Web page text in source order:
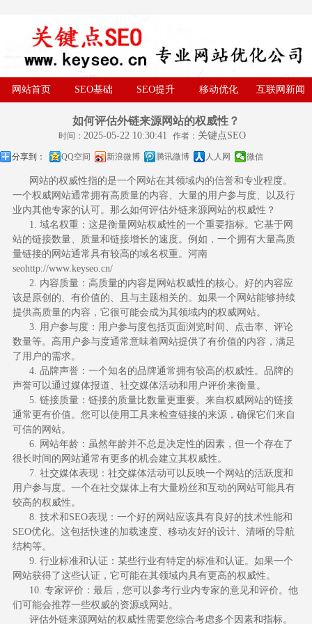
网站首页 SEO基础 SEO提升 移动优化 互联网新闻
如何评估外链来源网站的权威性？
时间： 2025-05-22 10:30:41 作者： 关键点SEO
分享到： QQ空间 新浪微博 腾讯微博 人人网 微信
网站的权威性指的是一个网站在其领域内的信誉和专业程度。
一个权威网站通常拥有高质量的内容、大量的用户参与度、以及行
业内其他专家的认可。那么如何评估外链来源网站的权威性？
1. 域名权重：这是衡量网站权威性的一个重要指标。它基于网
站的链接数量、质量和链接增长的速度。例如，一个拥有大量高质
量链接的网站通常具有较高的域名权重。 河南
seohttp://www.keyseo.cn/
2. 内容质量：高质量的内容是网站权威性的核心。好的内容应
该是原创的、有价值的、且与主题相关的。如果一个网站能够持续
提供高质量的内容，它很可能会成为其领域内的权威网站。
3. 用户参与度：用户参与度包括页面浏览时间、点击率、评论
数量等。高用户参与度通常意味着网站提供了有价值的内容，满足
了用户的需求。
4. 品牌声誉：一个知名的品牌通常拥有较高的权威性。品牌的
声誉可以通过媒体报道、社交媒体活动和用户评价来衡量。
5. 链接质量：链接的质量比数量更重要。来自权威网站的链接
通常更有价值。您可以使用工具来检查链接的来源，确保它们来自
可信的网站。
6. 网站年龄：虽然年龄并不总是决定性的因素，但一个存在了
很长时间的网站通常有更多的机会建立其权威性。
7. 社交媒体表现：社交媒体活动可以反映一个网站的活跃度和
用户参与度。一个在社交媒体上有大量粉丝和互动的网站可能具有
较高的权威性。
8. 技术和SEO表现：一个好的网站应该具有良好的技术性能和
SEO优化。这包括快速的加载速度、移动友好的设计、清晰的导航
结构等。
9. 行业标准和认证：某些行业有特定的标准和认证。如果一个
网站获得了这些认证，它可能在其领域内具有更高的权威性。
10. 专家评价：最后，您可以参考行业内专家的意见和评价。他
们可能会推荐一些权威的资源或网站。
评估外链来源网站的权威性需要您综合考虑多个因素和指标。